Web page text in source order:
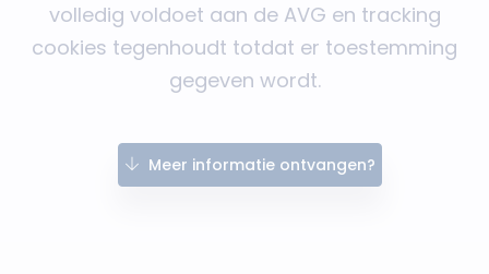
volledig voldoet aan de AVG en tracking
cookies tegenhoudt totdat er toestemming
gegeven wordt.
Meer informatie ontvangen?